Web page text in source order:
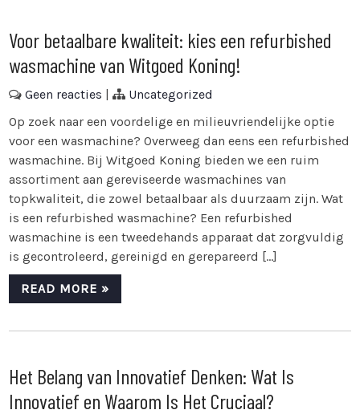
Voor betaalbare kwaliteit: kies een refurbished
wasmachine van Witgoed Koning!
Geen reacties |
Uncategorized
Op zoek naar een voordelige en milieuvriendelijke optie
voor een wasmachine? Overweeg dan eens een refurbished
wasmachine. Bij Witgoed Koning bieden we een ruim
assortiment aan gereviseerde wasmachines van
topkwaliteit, die zowel betaalbaar als duurzaam zijn. Wat
is een refurbished wasmachine? Een refurbished
wasmachine is een tweedehands apparaat dat zorgvuldig
is gecontroleerd, gereinigd en gerepareerd […]
READ MORE »
Het Belang van Innovatief Denken: Wat Is
Innovatief en Waarom Is Het Cruciaal?